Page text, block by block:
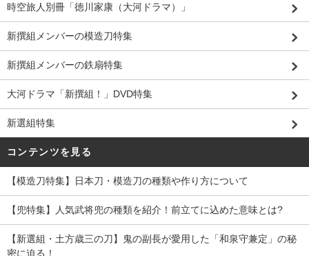
時空旅人別冊「徳川家康（大河ドラマ）」
新撰組メンバーの模造刀特集
新撰組メンバーの鉄扇特集
大河ドラマ「新撰組！」DVD特集
新選組特集
コンテンツを見る
【模造刀特集】日本刀・模造刀の種類や作り方について
【兜特集】人気武将兜の種類を紹介！前立てに込めた意味とは?
【新選組・土方歳三の刀】鬼の副長が愛用した「和泉守兼定」の秘
密に迫る！